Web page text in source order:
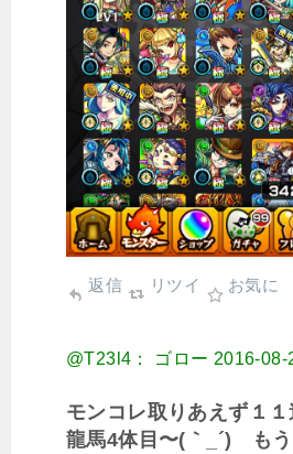
返信 リツイ お気に
@T23l4： ゴロー 2016-08-
モンコレ取りあえず１１
龍馬4体目〜(｀_´)ゞも